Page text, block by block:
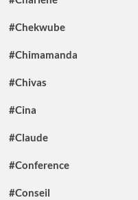
#Chekwube
#Chimamanda
#Chivas
#Cina
#Claude
#Conference
#Conseil